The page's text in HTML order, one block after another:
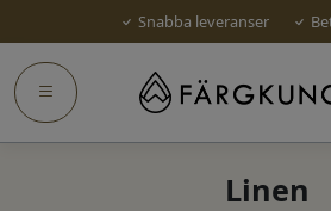
Snabba leveranser
Linen